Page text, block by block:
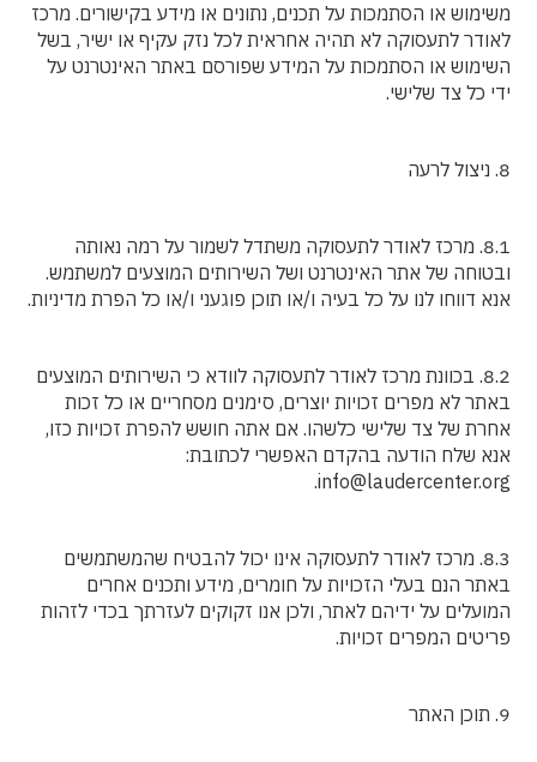
משימוש או הסתמכות על תכנים, נתונים או מידע בקישורים. מרכז
לאודר לתעסוקה לא תהיה אחראית לכל נזק עקיף או ישיר, בשל
השימוש או הסתמכות על המידע שפורסם באתר האינטרנט על
ידי כל צד שלישי.
8. ניצול לרעה
8.1. מרכז לאודר לתעסוקה משתדל לשמור על רמה נאותה
ובטוחה של אתר האינטרנט ושל השירותים המוצעים למשתמש.
אנא דווחו לנו על כל בעיה ו/או תוכן פוגעני ו/או כל הפרת מדיניות.
8.2. בכוונת מרכז לאודר לתעסוקה לוודא כי השירותים המוצעים
באתר לא מפרים זכויות יוצרים, סימנים מסחריים או כל זכות
אחרת של צד שלישי כלשהו. אם אתה חושש להפרת זכויות כזו,
אנא שלח הודעה בהקדם האפשרי לכתובת:
info@laudercenter.org.
8.3. מרכז לאודר לתעסוקה אינו יכול להבטיח שהמשתמשים
באתר הנם בעלי הזכויות על חומרים, מידע ותכנים אחרים
המועלים על ידיהם לאתר, ולכן אנו זקוקים לעזרתך בכדי לזהות
פריטים המפרים זכויות.
9. תוכן האתר